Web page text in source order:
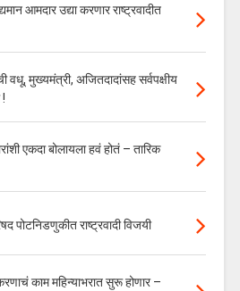
आमदार उद्या करणार राष्ट्रवादीत
वधू, मुख्यमंत्री, अजितदादांसह सर्वपक्षीय
एकदा बोलायला हवं होतं – तारिक
पोटनिडणुकीत राष्ट्रवादी विजयी
काम महिन्याभरात सुरू होणार –